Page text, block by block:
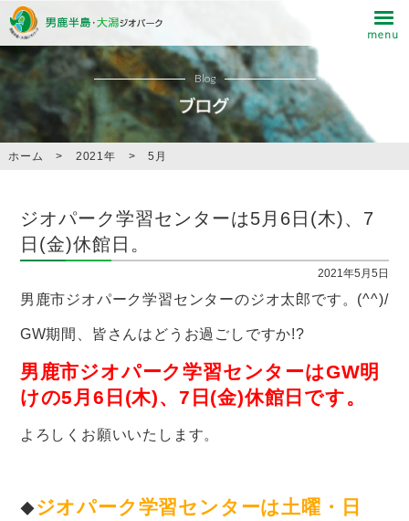
Blog
ホーム > 2021年 > 5月
ジオパーク学習センターは5月6日(木)、7
日(金)休館日。
2021年5月5日
男鹿市ジオパーク学習センターのジオ太郎です。(^^)/
GW期間、皆さんはどうお過ごしですか!?
男鹿市ジオパーク学習センターはGW明
けの5月6日(木)、7日(金)休館日です。
よろしくお願いいたします。
◆ジオパーク学習センターは土曜・日